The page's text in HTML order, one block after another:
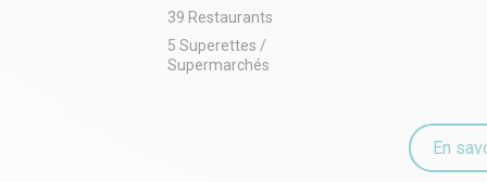
39 Restaurants
5 Superettes /
Supermarchés
En